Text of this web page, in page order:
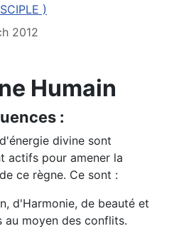
)
2012
Humain
:
divine sont
actifs pour amener la
ce règne. Ce sont :
d'Harmonie, de beauté et
au moyen des conflits.